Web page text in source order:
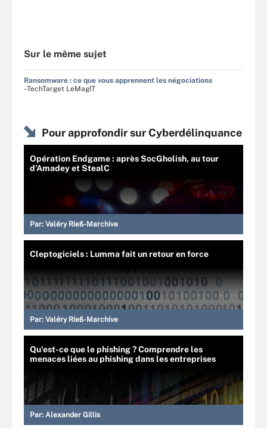
Sur le même sujet
Ransomware : ce que vous apprennent les négociations
–TechTarget LeMagIT
Pour approfondir sur Cyberdélinquance
Opération Endgame : après SocGholish, au tour
d’Amadey et StealC
Par: Valéry Rieß-Marchive
Cleptogiciels : Lumma fait un retour en force
Par: Valéry Rieß-Marchive
Qu'est-ce que le phishing ? Comprendre les
menaces liées au phishing dans les entreprises
Par: Alexander Gillis